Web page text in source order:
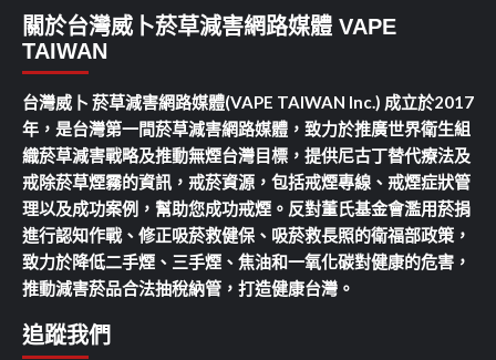
關於台灣威卜菸草減害網路媒體 VAPE
TAIWAN
台灣威卜 菸草減害網路媒體(VAPE TAIWAN Inc.) 成立於2017
年，是台灣第一間菸草減害網路媒體，致力於推廣世界衛生組
織菸草減害戰略及推動無煙台灣目標，提供尼古丁替代療法及
戒除菸草煙霧的資訊，戒菸資源，包括戒煙專線、戒煙症狀管
理以及成功案例，幫助您成功戒煙。反對董氏基金會濫用菸捐
進行認知作戰、修正吸菸救健保、吸菸救長照的衛福部政策，
致力於降低二手煙、三手煙、焦油和一氧化碳對健康的危害，
推動減害菸品合法抽稅納管，打造健康台灣。
追蹤我們